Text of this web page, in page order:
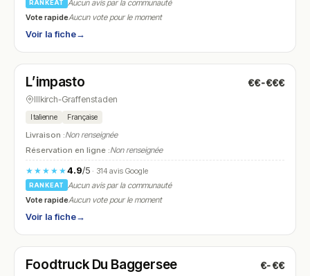
RANKEAT
Aucun avis par la communauté
Vote rapideAucun vote pour le moment
Voir la fiche→
N° 5
L’impasto €€-€€€
Illkirch-Graffenstaden
Italienne Française
Livraison :Non renseignée
Réservation en ligne :Non renseignée
★★★★★4.9/5· 314 avis Google
RANKEAT
Aucun avis par la communauté
Vote rapideAucun vote pour le moment
Voir la fiche→
N° 6
Foodtruck Du Baggersee €-€€